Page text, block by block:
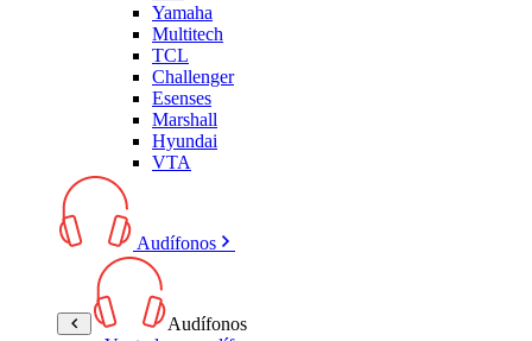
Yamaha
Multitech
TCL
Challenger
Esenses
Marshall
Hyundai
VTA
Audífonos
Audífonos